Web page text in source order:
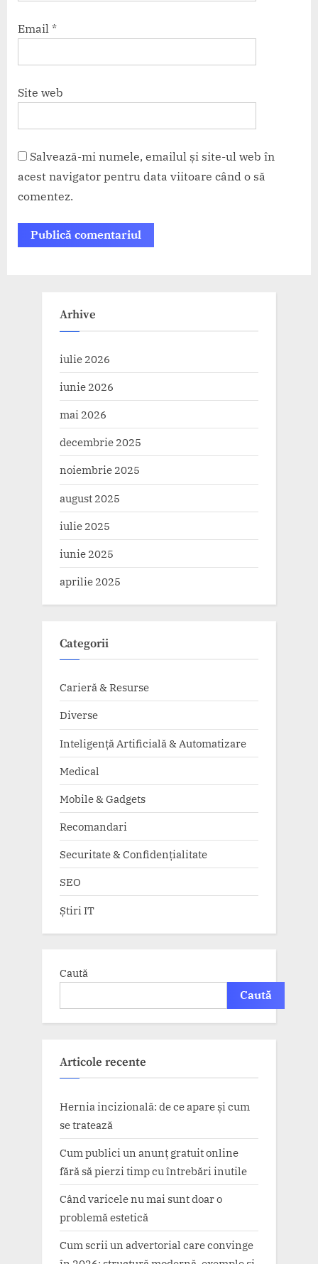
Email *
Site web
Salvează-mi numele, emailul și site-ul web în
acest navigator pentru data viitoare când o să
comentez.
Arhive
iulie 2026
iunie 2026
mai 2026
decembrie 2025
noiembrie 2025
august 2025
iulie 2025
iunie 2025
aprilie 2025
Categorii
Carieră & Resurse
Diverse
Inteligență Artificială & Automatizare
Medical
Mobile & Gadgets
Recomandari
Securitate & Confidențialitate
SEO
Știri IT
Caută
Caută
Articole recente
Hernia incizională: de ce apare și cum
se tratează
Cum publici un anunț gratuit online
fără să pierzi timp cu întrebări inutile
Când varicele nu mai sunt doar o
problemă estetică
Cum scrii un advertorial care convinge